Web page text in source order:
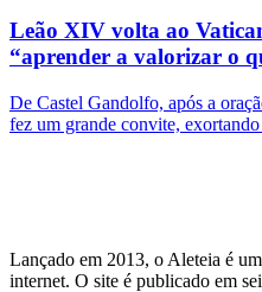
Leão XIV volta ao
“aprender a valorizar o
De Castel Gandolfo, após a
fez um grande convite, exortando
Lançado em 2013, o Aleteia é
internet. O site é publicado em